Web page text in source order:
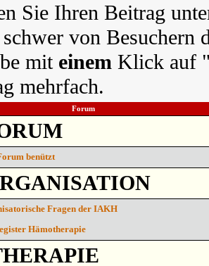
Sie Ihren Beitrag
von Besuchern
mit einemKlick auf
mehrfach.
Forum
benützt
Fragen der IAKH
Hämotherapie